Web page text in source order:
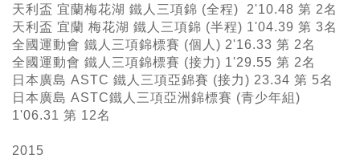
天利盃 宜蘭梅花湖 鐵人三項錦 (全程) 2'10.48 第 2名
天利盃 宜蘭 梅花湖 鐵人三項錦 (半程) 1'04.39 第 3名
全國運動會 鐵人三項錦標賽 (個人) 2'16.33 第 2名
全國運動會 鐵人三項錦標賽 (接力) 1'29.55 第 2名
日本廣島 ASTC 鐵人三項亞錦賽 (接力) 23.34 第 5名
日本廣島 ASTC鐵人三項亞洲錦標賽 (青少年組)
1'06.31 第 12名
2015